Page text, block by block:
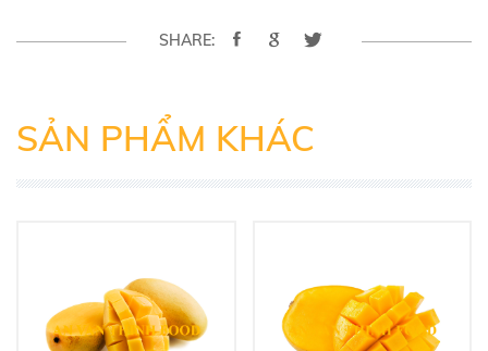
SHARE:
SẢN PHẨM KHÁC